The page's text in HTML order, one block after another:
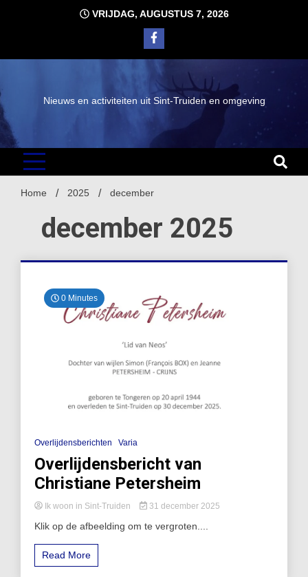
VRIJDAG, AUGUSTUS 7, 2026
Nieuws en activiteiten uit Sint-Truiden en omgeving
Home 2025 december
december 2025
0 Minutes
Overlijdensberichten Varia
Overlijdensbericht van
Christiane Petersheim
Ik woon in Sint-Truiden 31 december 2025
Klik op de afbeelding om te vergroten....
Read More